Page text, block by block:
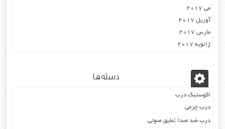
می 2017
آوریل 2017
مارس 2017
ژانویه 2017
دسته‌ها
اکوستیک درب
درب چرمی
درب ضد صدا |عایق صوتی